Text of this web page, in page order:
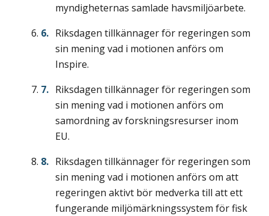
myndigheternas samlade havsmiljöarbete.
Riksdagen tillkännager för regeringen som
sin mening vad i motionen anförs om
Inspire.
Riksdagen tillkännager för regeringen som
sin mening vad i motionen anförs om
samordning av forskningsresurser inom
EU.
Riksdagen tillkännager för regeringen som
sin mening vad i motionen anförs om att
regeringen aktivt bör medverka till att ett
fungerande miljömärkningssystem för fisk